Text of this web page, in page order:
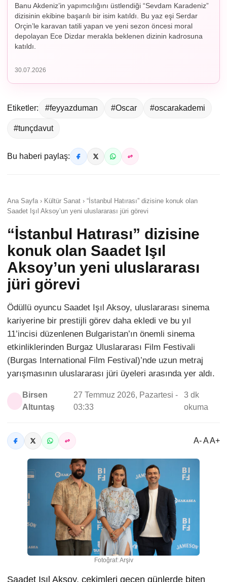
Banu Akdeniz’in yapımcılığını üstlendiği “Sevdam Karadeniz”
dizisinin ekibine başarılı bir isim katıldı. Bu yaz eşi Serdar
Orçin’le karavan tatili yapan ve yeni sezon öncesi moral
depolayan Ece Dizdar merakla beklenen dizinin kadrosuna
katıldı.
30.07.2026
Etiketler: #feyyazduman #Oscar #oscarakademi
#tunçdavut
Bu haberi paylaş:
Ana Sayfa › Kültür Sanat › “İstanbul Hatırası” dizisine konuk olan
Saadet Işıl Aksoy’un yeni uluslararası jüri görevi
“İstanbul Hatırası” dizisine
konuk olan Saadet Işıl
Aksoy’un yeni uluslararası
jüri görevi
Ödüllü oyuncu Saadet Işıl Aksoy, uluslararası sinema
kariyerine bir prestijli görev daha ekledi ve bu yıl
11’incisi düzenlenen Bulgaristan’ın önemli sinema
etkinliklerinden Burgaz Uluslararası Film Festivali
(Burgas International Film Festival)’nde uzun metraj
yarışmasının uluslararası jüri üyeleri arasında yer aldı.
Birsen
Altuntaş
27 Temmuz 2026, Pazartesi -
03:33
3 dk
okuma
A- A A+
Fotoğraf: Arşiv
Saadet Işıl Aksoy, çekimleri geçen günlerde biten